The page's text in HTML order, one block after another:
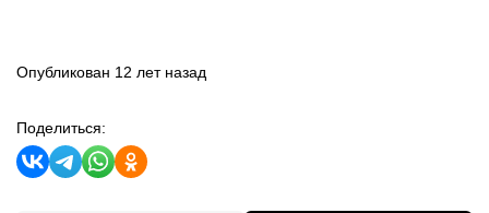
Опубликован 12 лет назад
Поделиться: